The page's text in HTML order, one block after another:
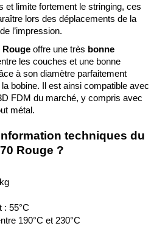
et limite fortement le stringing, ces
lors des déplacements de la
l’impression.
Rouge offre une très bonne
les couches et une bonne
à son diamètre parfaitement
bobine. Il est ainsi compatible avec
FDM du marché, y compris avec
métal.
techniques du
Rouge ?
: 55°C
190°C et 230°C